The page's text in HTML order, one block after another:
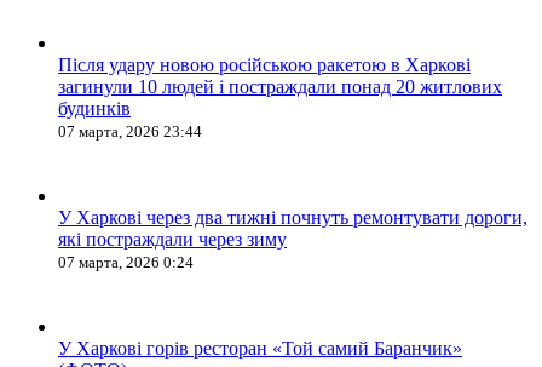
Після удару новою російською ракетою в Харкові
загинули 10 людей і постраждали понад 20 житлових
будинків
07 марта, 2026 23:44
У Харкові через два тижні почнуть ремонтувати дороги,
які постраждали через зиму
07 марта, 2026 0:24
У Харкові горів ресторан «Той самий Баранчик»